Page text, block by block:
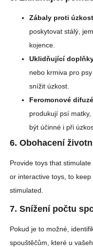
Zábaly proti
poskytovat stálý,
kojence.
Uklidňující
nebo krmiva pro
snížit úzkost.
Feromonové
produkují psí
být účinné i při
6. Obohacení
Provide toys that
or interactive toys, to
stimulated.
7. Snížení počtu
Pokud je to možné,
spouštěčům, které u